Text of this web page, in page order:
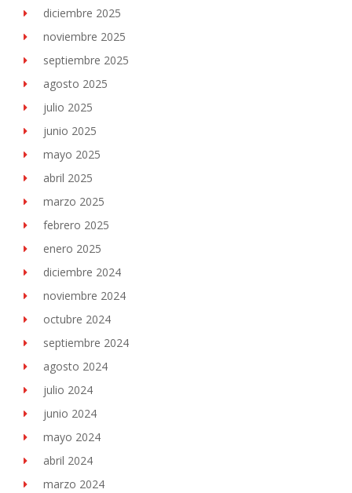
diciembre 2025
noviembre 2025
septiembre 2025
agosto 2025
julio 2025
junio 2025
mayo 2025
abril 2025
marzo 2025
febrero 2025
enero 2025
diciembre 2024
noviembre 2024
octubre 2024
septiembre 2024
agosto 2024
julio 2024
junio 2024
mayo 2024
abril 2024
marzo 2024